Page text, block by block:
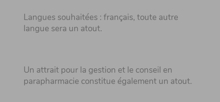
Langues souhaitées : français, toute autre
langue sera un atout.
Un attrait pour la gestion et le conseil en
parapharmacie constitue également un atout.